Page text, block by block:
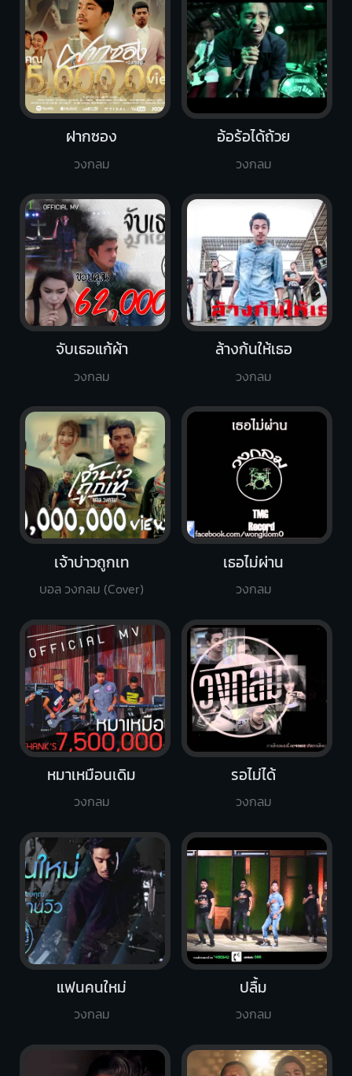
แฟนคนใหม่
วงกลม
เธอไม่ผ่าน
วงกลม
หมาเหมือนเดิม
วงกลม
จับเธอแก้ผ้า
วงกลม
รอไม่ได้
วงกลม
ล้างก้นให้เธอ
วงกลม
เจ้าบ่าวถูกเท
บอล วงกลม (Cover)
ฝากซอง
วงกลม
ปลื้ม
วงกลม
อ้อร้อได้ถ้วย
วงกลม